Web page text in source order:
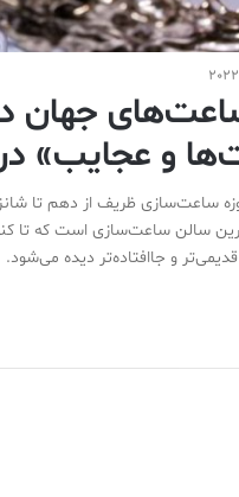
جهان
و عجایب»
ساعت‌سازی ظریف از دهم تا
و جاافتاده‌تر دیده می‌شود.